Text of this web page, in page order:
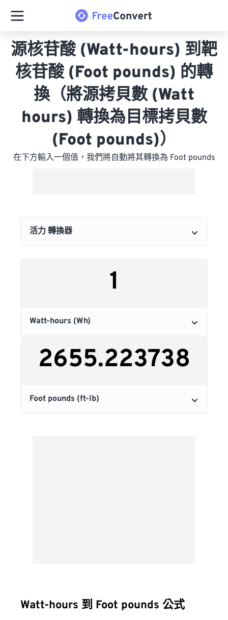
源核苷酸 (Watt-hours) 到靶
核苷酸 (Foot pounds) 的轉
換（將源拷貝數 (Watt
hours) 轉換為目標拷貝數
(Foot pounds)）
在下方輸入一個值，我們將自動將其轉換為 Foot pounds
Watt-hours 到 Foot pounds 公式